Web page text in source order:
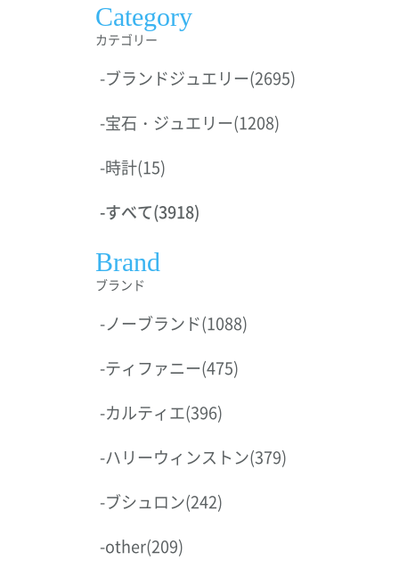
Category
カテゴリー
-ブランドジュエリー(2695)
-宝石・ジュエリー(1208)
-時計(15)
-すべて(3918)
Brand
ブランド
-ノーブランド(1088)
-ティファニー(475)
-カルティエ(396)
-ハリーウィンストン(379)
-ブシュロン(242)
-other(209)